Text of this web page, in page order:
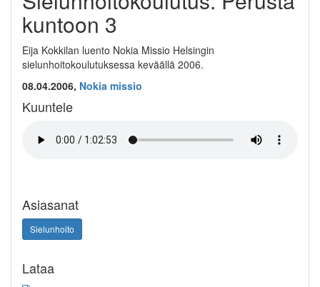
kuntoon 3
Eija Kokkilan luento Nokia Missio Helsingin
sielunhoitokoulutuksessa keväällä 2006.
08.04.2006, Nokia missio
Kuuntele
Asiasanat
Sielunhoito
Lataa